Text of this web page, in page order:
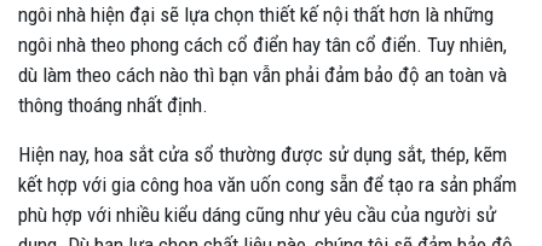
ngôi nhà hiện đại sẽ lựa chọn thiết kế nội thất hơn là những
ngôi nhà theo phong cách cổ điển hay tân cổ điển. Tuy nhiên,
dù làm theo cách nào thì bạn vẫn phải đảm bảo độ an toàn và
thông thoáng nhất định.
Hiện nay, hoa sắt cửa sổ thường được sử dụng sắt, thép, kẽm
kết hợp với gia công hoa văn uốn cong sẵn để tạo ra sản phẩm
phù hợp với nhiều kiểu dáng cũng như yêu cầu của người sử